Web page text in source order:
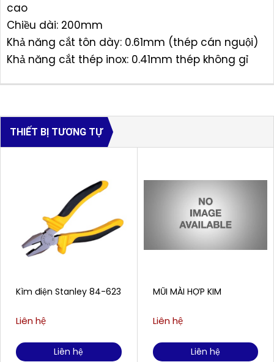
cao
Chiều dài: 200mm
Khả năng cắt tôn dày: 0.61mm (thép cán nguội)
Khả năng cắt thép inox: 0.41mm thép không gỉ
THIẾT BỊ TƯƠNG TỰ
Kìm điện Stanley 84-623
Liên hệ
Liên hệ
MŨI MÀI HỢP KIM
Liên hệ
Liên hệ